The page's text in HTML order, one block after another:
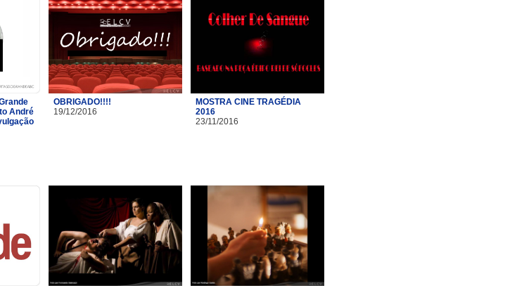
André
OBRIGADO!!!!
19/12/2016
MOSTRA CINE TRAGÉDIA
2016
23/11/2016